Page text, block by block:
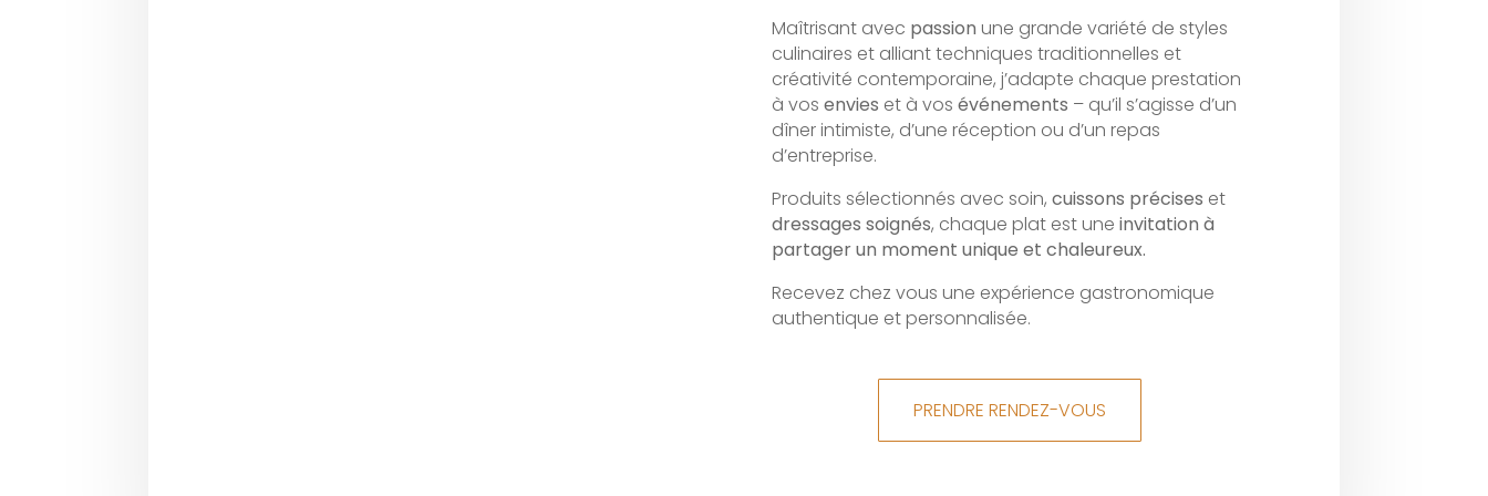
Maîtrisant avec passion une grande variété de styles
culinaires et alliant techniques traditionnelles et
créativité contemporaine, j’adapte chaque prestation
à vosenvies et à vosévénements – qu’il s’agisse d’un
dîner intimiste, d’une réception ou d’un repas
d’entreprise.
Produits sélectionnés avec soin,cuissons précises et
dressages soignés, chaque plat est une invitation à
partager un moment unique et chaleureux.
Recevez chez vous une expérience gastronomique
authentique et personnalisée.
PRENDRE RENDEZ-VOUS